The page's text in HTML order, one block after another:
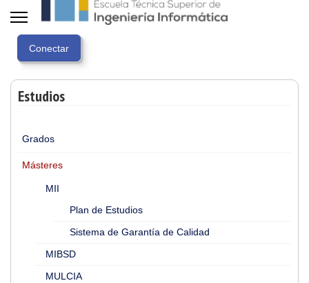
Estudios
Grados
Másteres
MII
Plan de Estudios
Sistema de Garantía de Calidad
MIBSD
MULCIA